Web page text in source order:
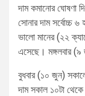
দাম কমানোর ঘোষণা
সোনার দাম সর্বোচ্চ
ভালো মানের (২২
এসেছে। মঙ্গলবার
বুধবার (১০ জুন)
দাম সকাল ১০টা থেকে